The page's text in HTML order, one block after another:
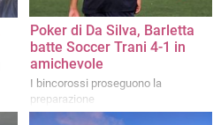
Poker di Da Silva, Barletta
batte Soccer Trani 4-1 in
amichevole
I bincorossi proseguono la
preparazione